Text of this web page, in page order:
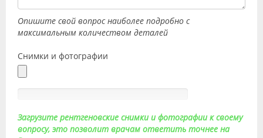
Опишите свой вопрос наиболее подробно с
максимальным количеством деталей
Снимки и фотографии
Загрузите рентгеновские снимки и фотографии к своему
вопросу, это позволит врачам ответить точнее на